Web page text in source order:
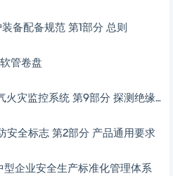
备配备规范 第1部分 总则
管卷盘
GB 14287.9-2026电气火灾监控系统 第9部分 探测绝缘性能式电气火灾-监控探测器
安全标志 第2部分 产品通用要求
企业安全生产标准化管理体系